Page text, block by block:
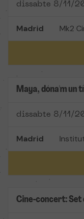
dissabte 8/11/
Madrid Mk2
Maya, dóna'm un
dissabte 8/11/
Madrid
Cine-concert: Set